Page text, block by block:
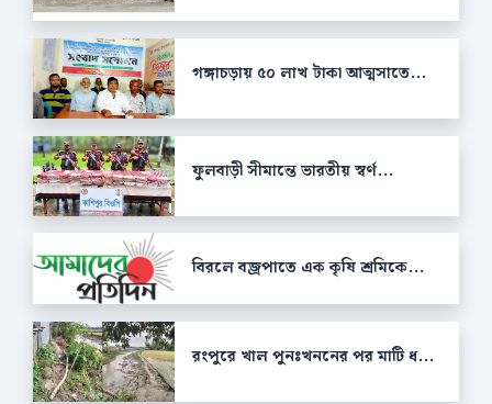
গঙ্গাচড়ায় ৫০ লাখ টাকা আত্মসাতে...
ফুলবাড়ী সীমান্তে ভারতীয় স্বর্ণ...
বিরলে বজ্রপাতে এক কৃষি শ্রমিকে...
রংপুরে খাল পুনঃখননের পর মাটি ধ...